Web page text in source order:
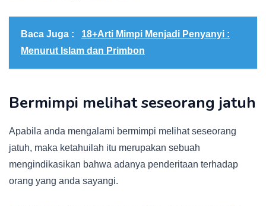
Baca Juga :
18+Arti Mimpi Menjadi Penyanyi :
Menurut Islam dan Primbon
Bermimpi melihat seseorang jatuh
Apabila anda mengalami bermimpi melihat seseorang
jatuh, maka ketahuilah itu merupakan sebuah
mengindikasikan bahwa adanya penderitaan terhadap
orang yang anda sayangi.